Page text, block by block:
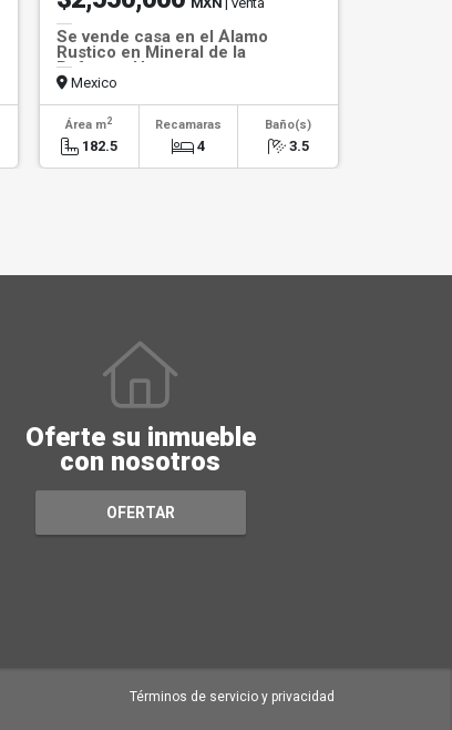
Se vende casa en el Álamo
Rustico en Mineral de la
Reforma, Hgo.
Mexico
Área m2
182.5
Recamaras
4
Baño(s)
3.5
Oferte su inmueble
con nosotros
OFERTAR
Términos de servicio y privacidad